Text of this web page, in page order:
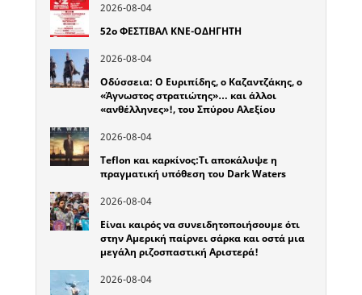
2026-08-04
52o ΦΕΣΤΙΒΑΛ ΚΝΕ-ΟΔΗΓΗΤΗ
2026-08-04
Οδύσσεια: Ο Ευριπίδης, ο Καζαντζάκης, ο
«Άγνωστος στρατιώτης»… και άλλοι
«ανθέλληνες»!, του Σπύρου Αλεξίου
2026-08-04
Teflon και καρκίνος:Τι αποκάλυψε η
πραγματική υπόθεση του Dark Waters
2026-08-04
Είναι καιρός να συνειδητοποιήσουμε ότι
στην Αμερική παίρνει σάρκα και οστά μια
μεγάλη ριζοσπαστική Αριστερά!
2026-08-04